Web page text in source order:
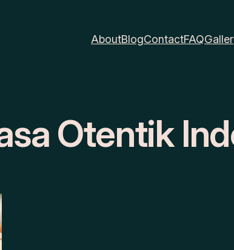
AboutBlogContactFAQ
Otentik